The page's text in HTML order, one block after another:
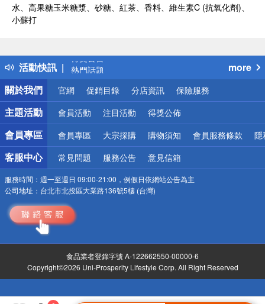
水、高果糖玉米糖漿、砂糖、紅茶、香料、維生素C (抗氧化劑)、
小蘇打
活動快訊
得獎公告
熱門話題
銀行優惠
偏遠地區配送
詐騙網頁！請小心！
more
關於我們
官網 促銷目錄 分店資訊 保險服務
主題活動 會員活動 注目活動 得獎公佈
會員專區 會員專區 大宗採購 購物須知 會員服務條款 隱
客服中心 常見問題 服務公告 意見信箱
服務時間： 週一至週日 09:00-21:00，例假日依網站公告為主
公司地址： 台北市北投區大業路136號5樓 (台灣)
食品業者登錄字號 A-122662550-00000-6
Copyright©2026 Uni-Prosperity Lifestyle Corp. All Right Reserved